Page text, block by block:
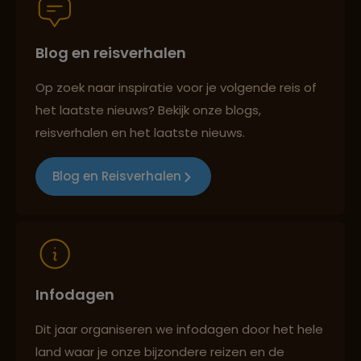
Best beoordeelde reisroutes
Reizen met oog voor mens, cultuur en milieu
Blog en reisverhalen
Op zoek naar inspiratie voor je volgende reis of
het laatste nieuws? Bekijk onze blogs,
reisverhalen en het laatste nieuws.
Blog en Reisverhalen
Infodagen
Dit jaar organiseren we infodagen door het hele
land waar je onze bijzondere reizen en de